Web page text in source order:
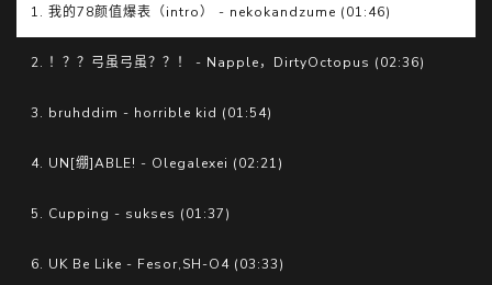
a
1. 我的78颜值爆表（intro） - nekokandzume (01:46)
2. ！？？弓虽弓虽？？！ - Napple，DirtyOctopus (02:36)
3. bruhddim - horrible kid (01:54)
4. UN[绷]ABLE! - Olegalexei (02:21)
5. Cupping - sukses (01:37)
6. UK Be Like - Fesor,SH-O4 (03:33)